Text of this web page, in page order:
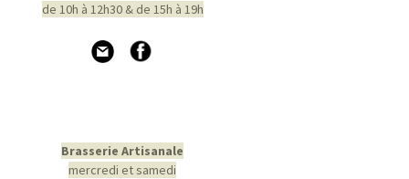
de 10h à 12h30 & de 15h à 19h
Brasserie Artisanale
mercredi et samedi